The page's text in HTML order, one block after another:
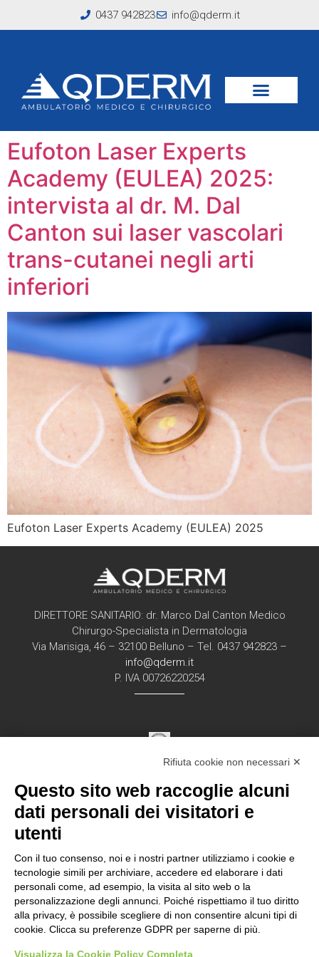
0437 942823 info@qderm.it
Tag:sclerosi laser
arti inferiori
Eufoton Laser Experts
Academy (EULEA) 2025:
intervista al dr. M. Dal
Canton sui laser vascolari
trans-cutanei negli arti
inferiori
Eufoton Laser Experts Academy (EULEA) 2025
DIRETTORE SANITARIO: dr. Marco Dal Canton Medico
Chirurgo-Specialista in Dermatologia
Via Marisiga, 46 – 32100 Belluno – Tel. 0437 942823 –
info@qderm.it
P. IVA 00726220254
per la erogazione di servizi medici e chirurgici di
diagnosi e cura nell’ambito
della disciplina della Dermatologia in regime
Documentazione Privacy – Regolamento EU
2016/679 “GDPR”
Rifiuta cookie non necessari ✕
Questo sito web raccoglie alcuni
dati personali dei visitatori e
utenti
Con il tuo consenso, noi e i nostri partner utilizziamo i cookie e
tecnologie simili per archiviare, accedere ed elaborare i dati
personali come, ad esempio, la visita al sito web o la
personalizzazione degli annunci. Poiché rispettiamo il tuo diritto
alla privacy, è possibile scegliere di non consentire alcuni tipi di
cookie. Clicca su preferenze GDPR per saperne di più.
Visualizza la Cookie Policy Completa